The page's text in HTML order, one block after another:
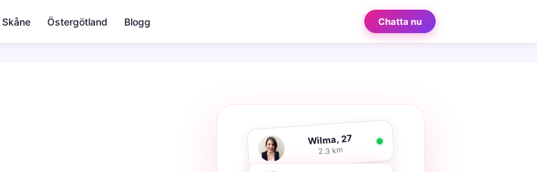
Skåne Östergötland Blogg Chatta nu
Wilma, 27
2.3 km